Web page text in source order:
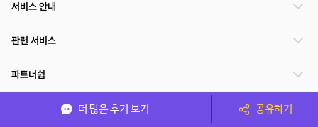
더 많은 후기 보기 공유하기
서비스 안내
관련 서비스
파트너쉽
서비스 제공 국가